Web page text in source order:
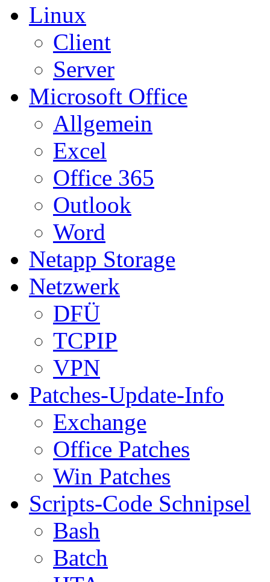
Linux
Client
Server
Microsoft Office
Allgemein
Excel
Office 365
Outlook
Word
Netapp Storage
Netzwerk
DFÜ
TCPIP
VPN
Patches-Update-Info
Exchange
Office Patches
Win Patches
Scripts-Code Schnipsel
Bash
Batch